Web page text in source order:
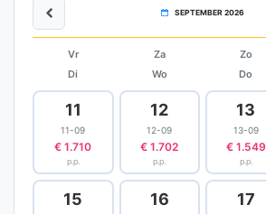
SEPTEMBER 2026
Vr Za Zo
Di
Wo Do
11
11-09
€ 1.710
p.p.
12
12-09
€ 1.702
p.p.
13
13-09
€ 1.549
p.p.
15 16 17